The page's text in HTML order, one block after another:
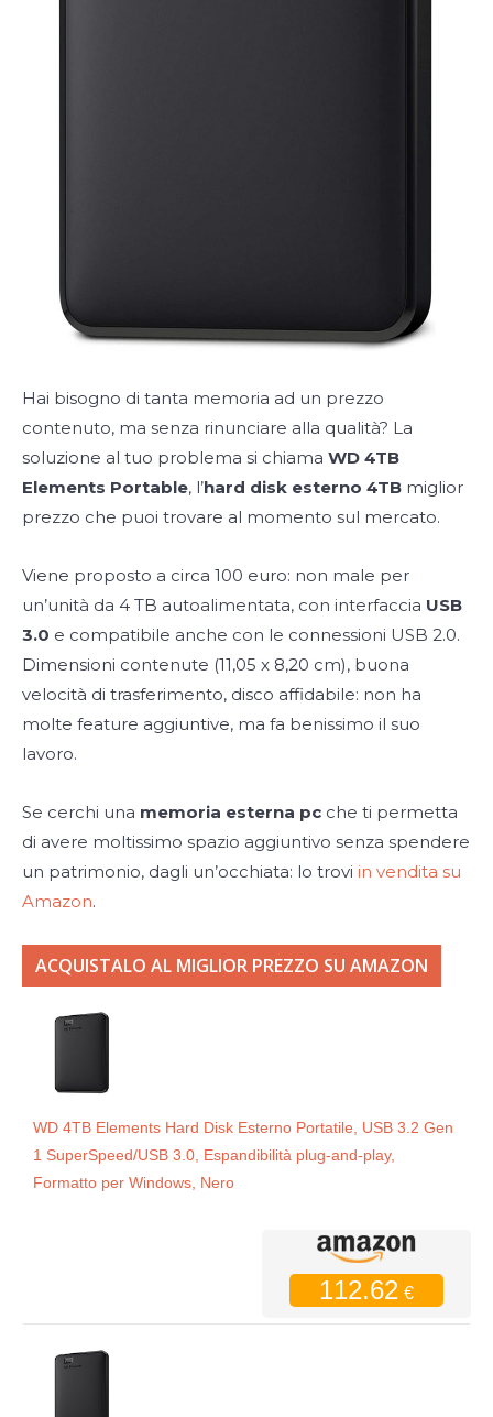
Hai bisogno di tanta memoria ad un prezzo
contenuto, ma senza rinunciare alla qualità? La
soluzione al tuo problema si chiama WD 4TB
Elements Portable, l’hard disk esterno 4TB miglior
prezzo che puoi trovare al momento sul mercato.
Viene proposto a circa 100 euro: non male per
un’unità da 4 TB autoalimentata, con interfaccia USB
3.0 e compatibile anche con le connessioni USB 2.0.
Dimensioni contenute (11,05 x 8,20 cm), buona
velocità di trasferimento, disco affidabile: non ha
molte feature aggiuntive, ma fa benissimo il suo
lavoro.
Se cerchi una memoria esterna pc che ti permetta
di avere moltissimo spazio aggiuntivo senza spendere
un patrimonio, dagli un’occhiata: lo trovi in vendita su
Amazon.
ACQUISTALO AL MIGLIOR PREZZO SU AMAZON
WD 4TB Elements Hard Disk Esterno Portatile, USB 3.2 Gen
1 SuperSpeed/USB 3.0, Espandibilità plug-and-play,
Formatto per Windows, Nero
112.62 €